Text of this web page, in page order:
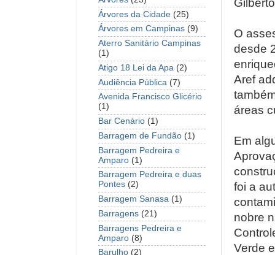
O
desde
Aref
áreas
Em
foi a
nobre
Verde
Árvores da Cidade (25)
Árvores em Campinas (9)
Aterro Sanitário Campinas
(1)
Atigo 18 Lei da Apa (2)
Audiência Pública (7)
Avenida Francisco Glicério
(1)
Bar Cenário (1)
Barragem de Fundão (1)
Barragem Pedreira e
Amparo (1)
Barragem Pedreira e duas
Pontes (2)
Barragem Sanasa (1)
Barragens (21)
Barragens Pedreira e
Amparo (8)
Barulho (2)